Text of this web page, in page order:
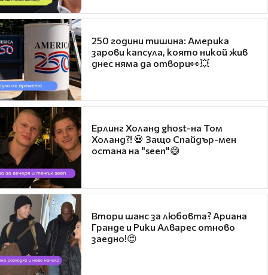
250 години тишина: Америка
зарови капсула, която никой жив
днес няма да отвори👀💥
Ерлинг Холанд ghost-на Том
Холанд?! 💀 Защо Спайдър-мен
остана на "seen"😅
Втори шанс за любовта? Ариана
Гранде и Рики Алварес отново
заедно!😍